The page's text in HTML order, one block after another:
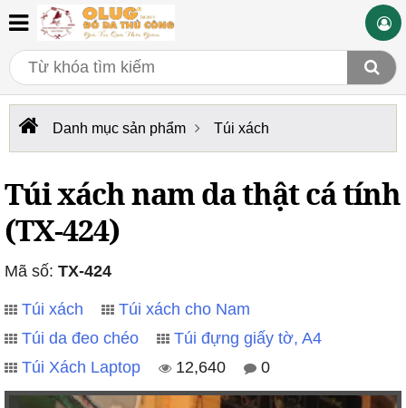
Danh mục sản phẩm Túi xách
Túi xách nam da thật cá tính
(TX-424)
Mã số: TX-424
Túi xách
Túi xách cho Nam
Túi da đeo chéo
Túi đựng giấy tờ, A4
Túi Xách Laptop
12,640 0